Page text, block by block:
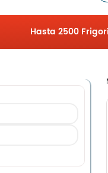
Hasta 2500